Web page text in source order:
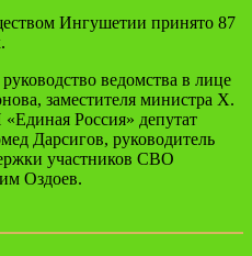
Ингушетии принято 87
ведомства в лице
заместителя министра Х.
Россия» депутат
Дарсигов, руководитель
участников СВО
Оздоев.